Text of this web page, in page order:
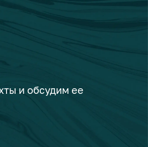
и обсудим ее